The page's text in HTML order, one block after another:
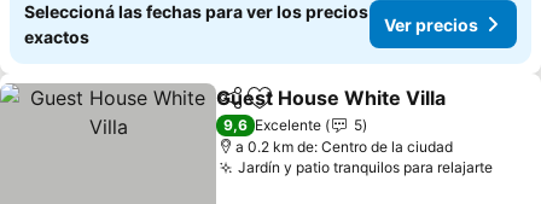
Seleccioná las fechas para ver los precios
exactos
Ver precios
CompartirAñadir a favoritos
Guest House White Villa
9,6 Excelente
5
a 0.2 km de: Centro de la ciudad
Jardín y patio tranquilos para relajarte